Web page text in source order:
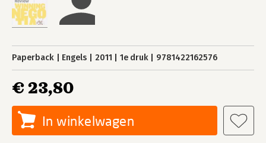
Paperback Engels 2011 1e druk 9781422162576
€ 23,80
In winkelwagen